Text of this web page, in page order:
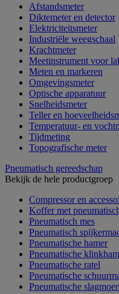
Afstandsmeter
Diktemeter en detector
Elektriciteitsmeter
Industriële weegschaal
Krachtmeter
Meetinstrument voor
Meten en markeren
Omgevingsmeter
Optische apparatuur
Snelheidsmeter
Teller en
Temperatuur- en
Tijdmeting
Topografische meter
Pneumatisch gereedschap
Bekijk de hele productgroep
Compressor en
Koffer met
Pneumatisch mes
Pneumatisch
Pneumatische hamer
Pneumatische
Pneumatische ratel
Pneumatische
Pneumatische